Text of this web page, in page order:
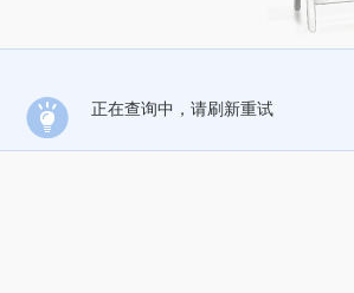
正在查询中，请刷新重试